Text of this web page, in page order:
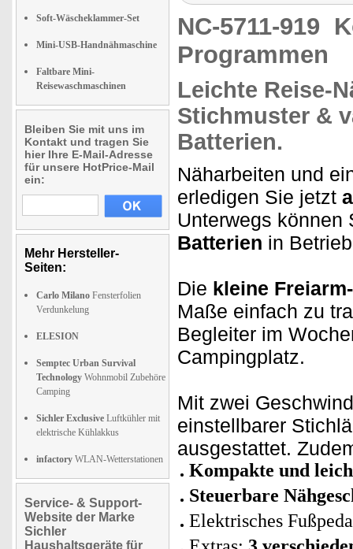
Soft-Wäscheklammer-Set
Mini-USB-Handnähmaschine
Faltbare Mini-
Reisewaschmaschinen
Bleiben Sie mit uns im
Kontakt und tragen Sie
hier Ihre E-Mail-Adresse
für unsere HotPrice-Mail
ein:
Mehr Hersteller-
Seiten:
Carlo Milano Fensterfolien
Verdunkelung
ELESION
Semptec Urban Survival
Technology Wohnmobil Zubehöre
Camping
Sichler Exclusive Luftkühler mit
elektrische Kühlakkus
infactory WLAN-Wetterstationen
Service- & Support-
Website der Marke
Sichler
Haushaltsgeräte für
NC-5711-919
Programmen
Leichte Reise-
Stichmuster &
Batterien.
Näharbeiten und
erledigen Sie jetzt
Unterwegs
Batterien in
Die kleine
Maße einfach zu
Begleiter im
Campingplatz.
Mit zwei
einstellbarer
ausgestattet.
Kompakte und
Steuerbare
Elektrisches